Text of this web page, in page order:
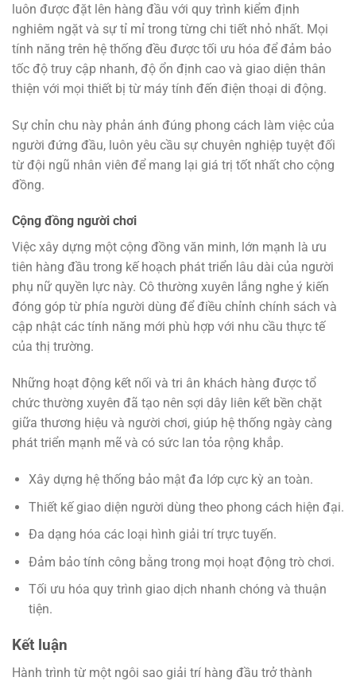
luôn được đặt lên hàng đầu với quy trình kiểm định
nghiêm ngặt và sự tỉ mỉ trong từng chi tiết nhỏ nhất. Mọi
tính năng trên hệ thống đều được tối ưu hóa để đảm bảo
tốc độ truy cập nhanh, độ ổn định cao và giao diện thân
thiện với mọi thiết bị từ máy tính đến điện thoại di động.
Sự chỉn chu này phản ánh đúng phong cách làm việc của
người đứng đầu, luôn yêu cầu sự chuyên nghiệp tuyệt đối
từ đội ngũ nhân viên để mang lại giá trị tốt nhất cho cộng
đồng.
Cộng đồng người chơi
Việc xây dựng một cộng đồng văn minh, lớn mạnh là ưu
tiên hàng đầu trong kế hoạch phát triển lâu dài của người
phụ nữ quyền lực này. Cô thường xuyên lắng nghe ý kiến
đóng góp từ phía người dùng để điều chỉnh chính sách và
cập nhật các tính năng mới phù hợp với nhu cầu thực tế
của thị trường.
Những hoạt động kết nối và tri ân khách hàng được tổ
chức thường xuyên đã tạo nên sợi dây liên kết bền chặt
giữa thương hiệu và người chơi, giúp hệ thống ngày càng
phát triển mạnh mẽ và có sức lan tỏa rộng khắp.
Xây dựng hệ thống bảo mật đa lớp cực kỳ an toàn.
Thiết kế giao diện người dùng theo phong cách hiện đại.
Đa dạng hóa các loại hình giải trí trực tuyến.
Đảm bảo tính công bằng trong mọi hoạt động trò chơi.
Tối ưu hóa quy trình giao dịch nhanh chóng và thuận
tiện.
Kết luận
Hành trình từ một ngôi sao giải trí hàng đầu trở thành